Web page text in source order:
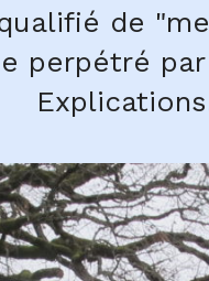
de
perpétré